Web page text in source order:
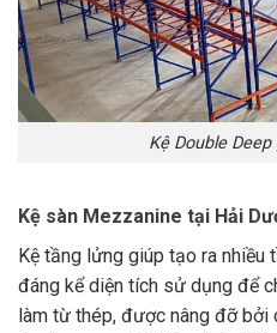
Kệ Double
Kệ sàn Mezzanine tại Hải
Kệ tầng lửng giúp tạo ra nhiều
đáng kể diện tích sử dụng để
làm từ thép, được nâng đỡ bởi